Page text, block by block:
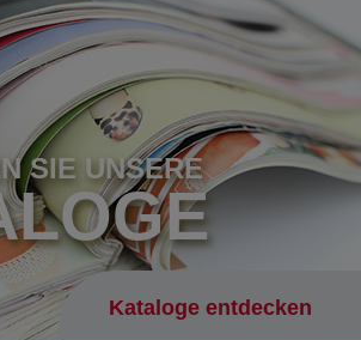
SIE UNSERE
Kataloge entdecken